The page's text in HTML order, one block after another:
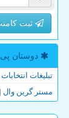
ثبت
دوستان
تبلیغات
مستر گرین وال